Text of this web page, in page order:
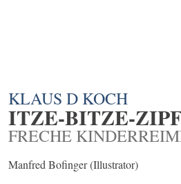
KLAUS D KOCH
ITZE-BITZE-
FRECHE
Manfred Bofinger (Illustrator)